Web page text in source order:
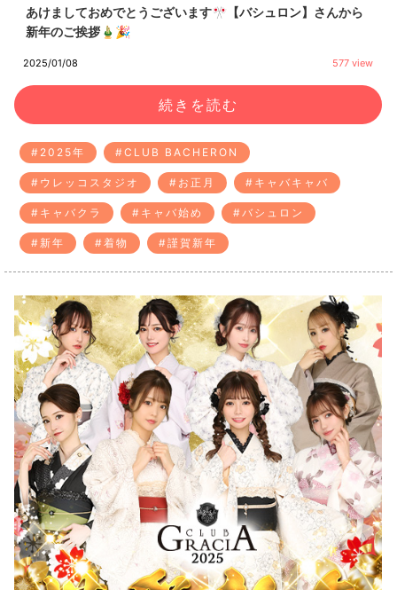
2025/01/08 577 view
あけましておめでとうございます🎌【バシュロン】さんから
新年のご挨拶🎍🎉
#2025年 #CLUB BACHERON
#ウレッコスタジオ #お正月 #キャバキャバ
#キャバクラ #キャバ始め #バシュロン
#新年 #着物 #謹賀新年
続きを読む